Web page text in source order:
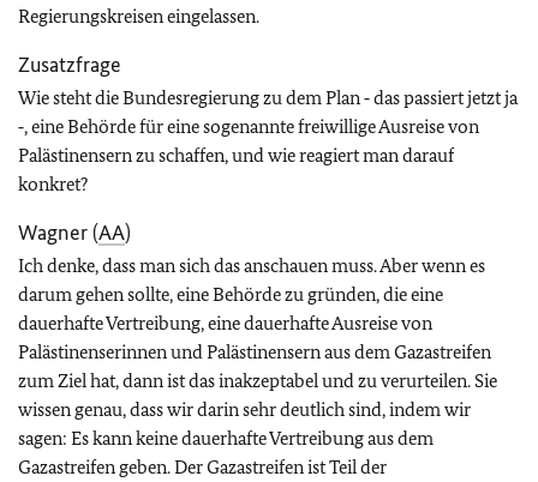
Regierungskreisen eingelassen.
Zusatzfrage
Wie steht die Bundesregierung zu dem Plan ‑ das passiert jetzt ja
‑, eine Behörde für eine sogenannte freiwillige Ausreise von
Palästinensern zu schaffen, und wie reagiert man darauf
konkret?
Wagner (AA)
Ich denke, dass man sich das anschauen muss. Aber wenn es
darum gehen sollte, eine Behörde zu gründen, die eine
dauerhafte Vertreibung, eine dauerhafte Ausreise von
Palästinenserinnen und Palästinensern aus dem Gazastreifen
zum Ziel hat, dann ist das inakzeptabel und zu verurteilen. Sie
wissen genau, dass wir darin sehr deutlich sind, indem wir
sagen: Es kann keine dauerhafte Vertreibung aus dem
Gazastreifen geben. Der Gazastreifen ist Teil der